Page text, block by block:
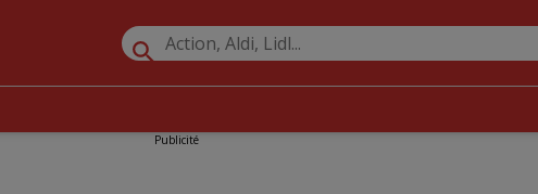
Publicité